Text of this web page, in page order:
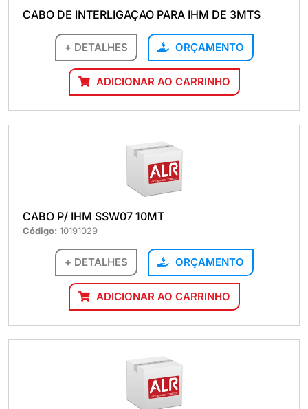
CABO DE INTERLIGAÇAO PARA IHM DE 3MTS
+ DETALHES ORÇAMENTO
ADICIONAR AO CARRINHO
CABO P/ IHM SSW07 10MT
Código: 10191029
+ DETALHES ORÇAMENTO
ADICIONAR AO CARRINHO